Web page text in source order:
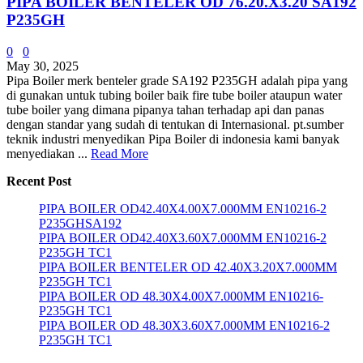
P235GH
0
0
May 30, 2025
Pipa Boiler merk benteler grade SA192 P235GH adalah pipa yang
di gunakan untuk tubing boiler baik fire tube boiler ataupun water
tube boiler yang dimana pipanya tahan terhadap api dan panas
dengan standar yang sudah di tentukan di Internasional. pt.sumber
teknik industri menyedikan Pipa Boiler di indonesia kami banyak
menyediakan ... Read More
Recent Post
PIPA BOILER OD42.40X4.00X7.000MM EN10216-2
P235GHSA192
PIPA BOILER OD42.40X3.60X7.000MM EN10216-2
P235GH TC1
PIPA BOILER BENTELER OD 42.40X3.20X7.000MM
P235GH TC1
PIPA BOILER OD 48.30X4.00X7.000MM EN10216-
P235GH TC1
PIPA BOILER OD 48.30X3.60X7.000MM EN10216-2
P235GH TC1